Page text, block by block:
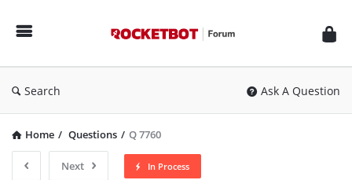
Forum
Search Ask A Question
Home / Questions / Q 7760
Next In Process